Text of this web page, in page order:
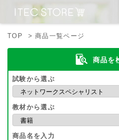
TOP > 商品一覧ページ
商品を
試験から選ぶ
教材から選ぶ
商品名を入力